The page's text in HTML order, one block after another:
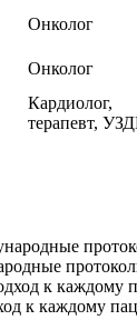
Онколог
Онколог
Кардиолог,
терапевт,
к каждому